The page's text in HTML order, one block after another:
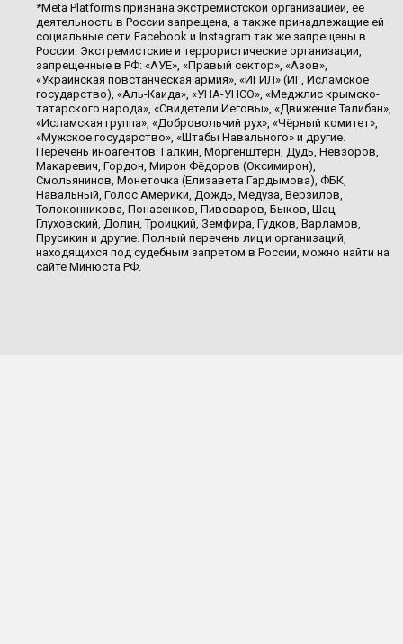
*Meta Platforms признана экстремистской организацией, её
деятельность в России запрещена, а также принадлежащие ей
социальные сети Facebook и Instagram так же запрещены в
России. Экстремистские и террористические организации,
запрещенные в РФ: «АУЕ», «Правый сектор», «Азов»,
«Украинская повстанческая армия», «ИГИЛ» (ИГ, Исламское
государство), «Аль-Каида», «УНА-УНСО», «Меджлис крымско-
татарского народа», «Свидетели Иеговы», «Движение Талибан»,
«Исламская группа», «Добровольчий рух», «Чёрный комитет»,
«Мужское государство», «Штабы Навального» и другие.
Перечень иноагентов: Галкин, Моргенштерн, Дудь, Невзоров,
Макаревич, Гордон, Мирон Фёдоров (Оксимирон),
Смольянинов, Монеточка (Елизавета Гардымова), ФБК,
Навальный, Голос Америки, Дождь, Медуза, Верзилов,
Толоконникова, Понасенков, Пивоваров, Быков, Шац,
Глуховский, Долин, Троицкий, Земфира, Гудков, Варламов,
Прусикин и другие. Полный перечень лиц и организаций,
находящихся под судебным запретом в России, можно найти на
сайте Минюста РФ.